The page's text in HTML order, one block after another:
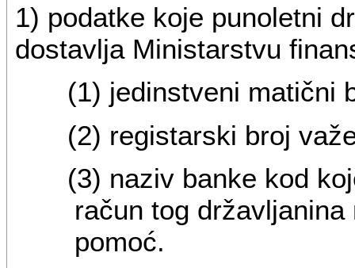
1) podatke koje punoletni
dostavlja Ministarstvu
(1) jedinstveni matični
(2) registarski broj
(3) naziv banke kod
račun tog
pomoć.